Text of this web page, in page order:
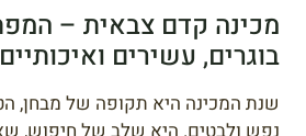
מכינה קדם צבאית –
בוגרים, עשירים ואיכותיים
שנת המכינה היא תקופה של מבחן,